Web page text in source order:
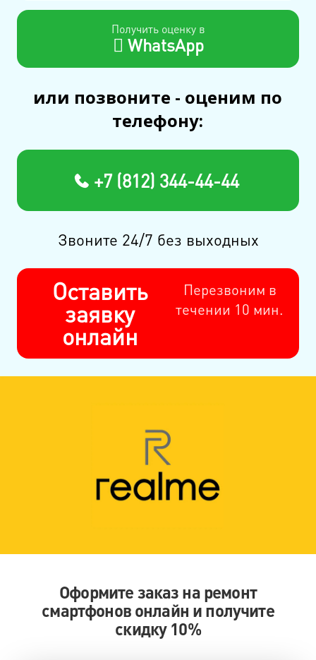
Получить оценку в
WhatsApp
или позвоните - оценим по
телефону:
+7 (812) 344-44-44
Звоните 24/7 без выходных
Оставить
заявку
онлайн
Перезвоним в
течении 10 мин.
Оформите заказ на ремонт
смартфонов онлайн и получите
скидку 10%